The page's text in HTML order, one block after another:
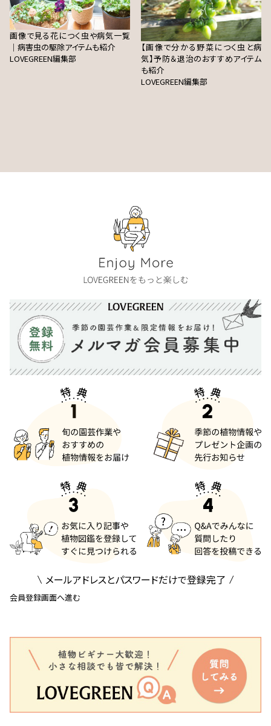
画像で見る花につく虫や病気一覧
｜病害虫の駆除アイテムも紹介
LOVEGREEN編集部
【画像で分かる野菜につく虫と病
気】予防＆退治のおすすめアイテム
も紹介
LOVEGREEN編集部
メールアドレスとパスワードだけで登録完了
会員登録画面へ進む